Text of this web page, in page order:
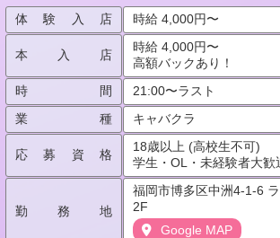
体験入店 時給 4,000円〜
本入店
時給 4,000円〜
高額バックあり！
時間
21:00〜ラスト
業種
キャバクラ
応募資格
18歳以上 (高校生不可)
学生・OL・未経験者大歓
勤務地
福岡市博多区中洲4-1-6
2F
Google MAP